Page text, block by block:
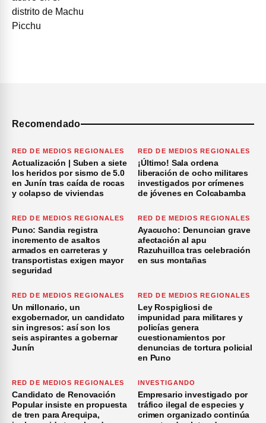
Recomendado
RED DE MEDIOS REGIONALES
Actualización | Suben a siete
los heridos por sismo de 5.0
en Junín tras caída de rocas
y colapso de viviendas
RED DE MEDIOS REGIONALES
¡Último! Sala ordena
liberación de ocho militares
investigados por crímenes
de jóvenes en Colcabamba
RED DE MEDIOS REGIONALES
Puno: Sandia registra
incremento de asaltos
armados en carreteras y
transportistas exigen mayor
seguridad
RED DE MEDIOS REGIONALES
Ayacucho: Denuncian grave
afectación al apu
Razuhuillca tras celebración
en sus montañas
RED DE MEDIOS REGIONALES
Un millonario, un
exgobernador, un candidato
sin ingresos: así son los
seis aspirantes a gobernar
Junín
RED DE MEDIOS REGIONALES
Ley Rospigliosi de
impunidad para militares y
policías genera
cuestionamientos por
denuncias de tortura policial
en Puno
RED DE MEDIOS REGIONALES
Candidato de Renovación
Popular insiste en propuesta
de tren para Arequipa,
INVESTIGANDO
Empresario investigado por
tráfico ilegal de especies y
crimen organizado continúa